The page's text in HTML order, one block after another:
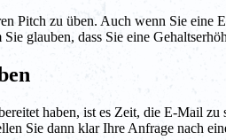
Pitch zu üben. Auch wenn Sie
glauben, dass Sie eine
haben, ist es Zeit, die E-Mail
Sie dann klar Ihre Anfrage nach